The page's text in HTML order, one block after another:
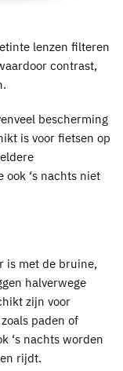
lenzen filteren
contrast,
bescherming
is voor fietsen op
ook ‘s nachts niet
is met de bruine,
halverwege
zijn voor
paden of
‘s nachts worden
rijdt.